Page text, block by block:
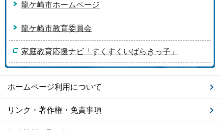
龍ケ崎市ホームページ
龍ケ崎市教育委員会
家庭教育応援ナビ「すくすくいばらきっ子」
ホームページ利用について
リンク・著作権・免責事項